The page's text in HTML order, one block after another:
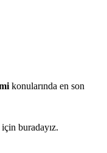
konularında en son
buradayız.